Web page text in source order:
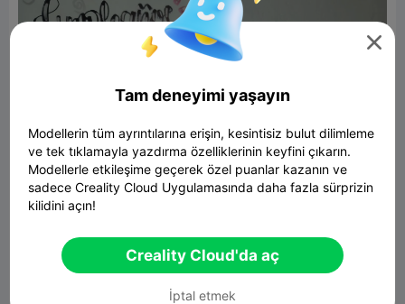

Tam deneyimi yaşayın
Modellerin tüm ayrıntılarına erişin, kesintisiz bulut dilimleme
ve tek tıklamayla yazdırma özelliklerinin keyfini çıkarın.
Modellerle etkileşime geçerek özel puanlar kazanın ve
sadece Creality Cloud Uygulamasında daha fazla sürprizin
kilidini açın!
Creality Cloud'da aç
İptal etmek